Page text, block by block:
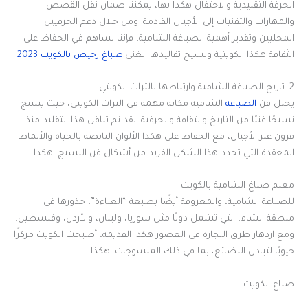
الحرفة التقليدية والاحتفال هكذا بها، يمكننا ضمان نقل القصص
والمهارات والتقنيات إلى الأجيال القادمة. ومن خلال دعم الحرفيين
المحليين وتقدير أهمية الصباغة الشامية، فإننا نساهم في الحفاظ على
الثقافة هكذا الكويتية ونسيج تقاليدها الغني.صباغ رخيص بالكويت 2023
2. تاريخ الصباغة الشامية وارتباطها بالتراث الكويتي
يحتل فن الصباغة الشامية مكانة مهمة في التراث الكويتي، حيث ينسج
نسيجًا غنيًا من التاريخ والثقافة والحرفية. لقد تم تناقل هذا التقليد منذ
قرون عبر الأجيال، مع الحفاظ على هكذا الألوان النابضة بالحياة والأنماط
المعقدة التي تحدد هذا الشكل الفريد من أشكال فن النسيج. هكذا
معلم صباغ الشامية بالكويت
للصباغة الشامية، والمعروفة أيضًا بصبغة “العباءة”، جذورها في
منطقة الشام، التي تشمل دولًا مثل سوريا، ولبنان، والأردن، وفلسطين.
ومع ازدهار طرق التجارة في العصور هكذا القديمة، أصبحت الكويت مركزًا
حيويًا لتبادل البضائع، بما في ذلك المنسوجات. هكذا
صباغ الكويت